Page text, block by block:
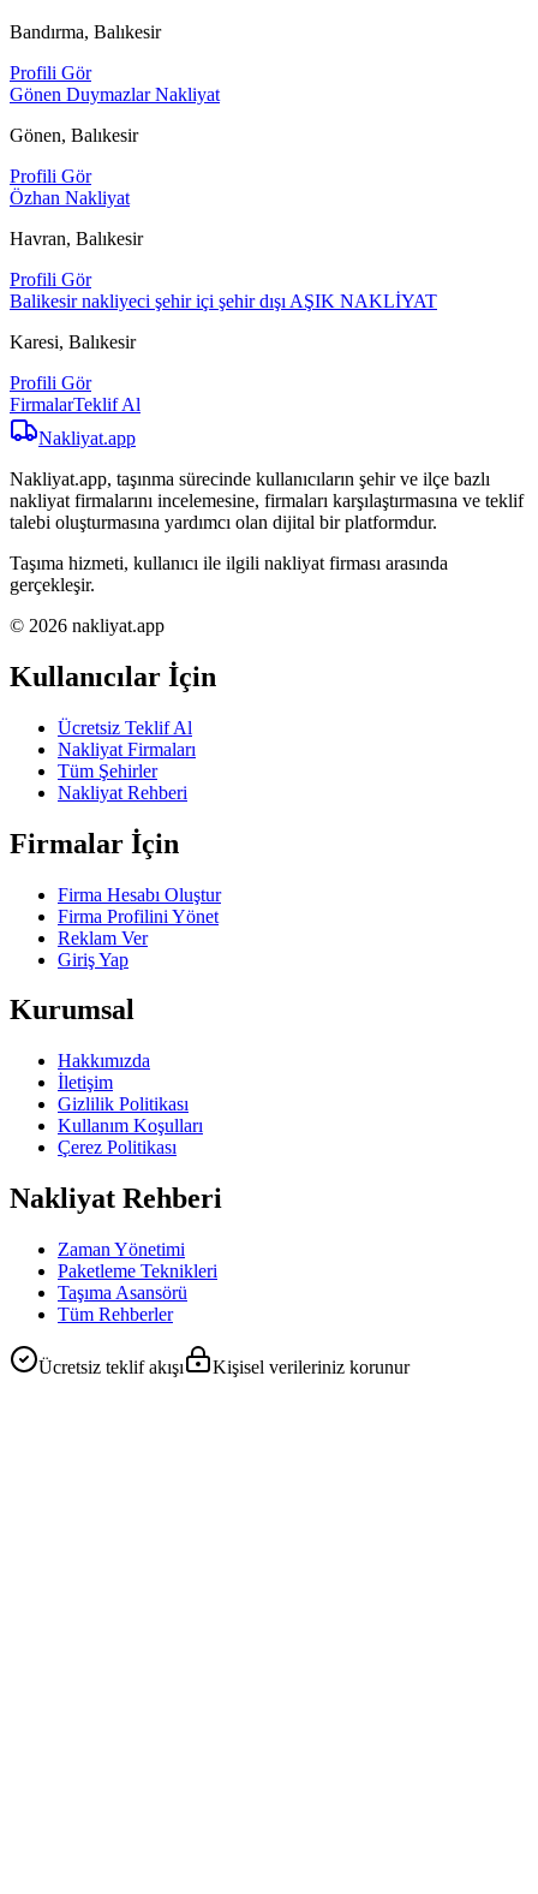
Bandırma, Balıkesir
Profili Gör
Gönen Duymazlar Nakliyat
Gönen, Balıkesir
Profili Gör
Özhan Nakliyat
Havran, Balıkesir
Profili Gör
Balikesir nakliyeci şehir içi şehir dışı AŞIK NAKLİYAT
Karesi, Balıkesir
Profili Gör
FirmalarTeklif Al
Nakliyat.app
Nakliyat.app, taşınma sürecinde kullanıcıların şehir ve ilçe bazlı
nakliyat firmalarını incelemesine, firmaları karşılaştırmasına ve teklif
talebi oluşturmasına yardımcı olan dijital bir platformdur.
Taşıma hizmeti, kullanıcı ile ilgili nakliyat firması arasında
gerçekleşir.
© 2026 nakliyat.app
Kullanıcılar İçin
Ücretsiz Teklif Al
Nakliyat Firmaları
Tüm Şehirler
Nakliyat Rehberi
Firmalar İçin
Firma Hesabı Oluştur
Firma Profilini Yönet
Reklam Ver
Giriş Yap
Kurumsal
Hakkımızda
İletişim
Gizlilik Politikası
Kullanım Koşulları
Çerez Politikası
Nakliyat Rehberi
Zaman Yönetimi
Paketleme Teknikleri
Taşıma Asansörü
Tüm Rehberler
Ücretsiz teklif akışı Kişisel verileriniz korunur